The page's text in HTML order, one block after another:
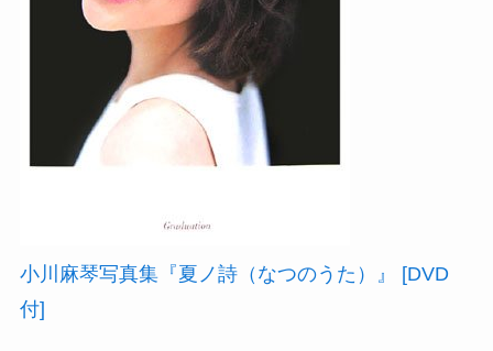
小川麻琴写真集『夏ノ詩（なつのうた）』 [DVD
付]